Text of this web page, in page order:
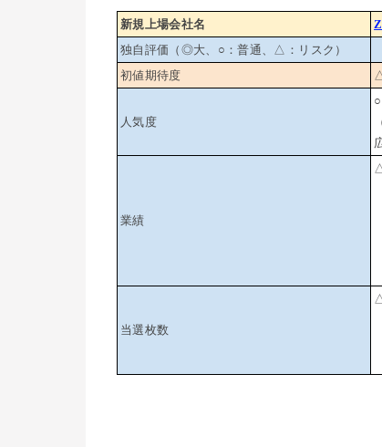
新規上場会社名
独自評価（◎大、○：普通、△：リスク）
初値期待度
人気度
○
業績
当選枚数